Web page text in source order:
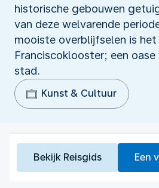
historische gebouwen
van deze welvarende
mooiste overblijfselen is het
Franciscoklooster; een
stad.
Kunst & Cultuur
Bekijk Reisgids Een